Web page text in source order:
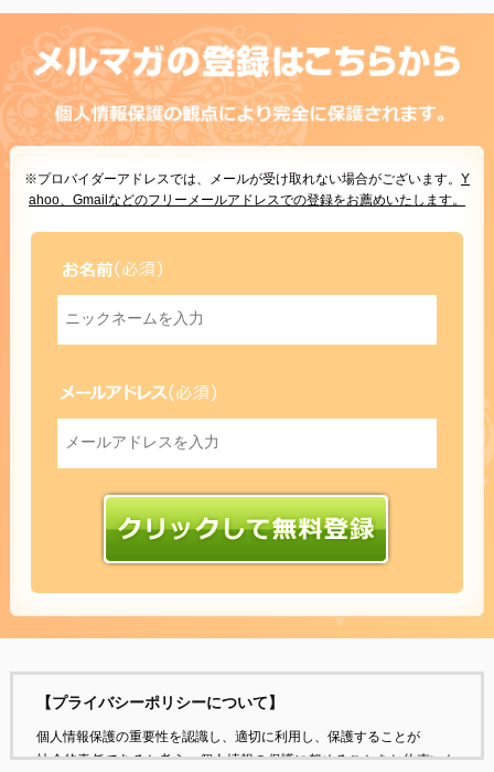
※プロバイダーアドレスでは、メールが受け取れない場合がございます。 Y
ahoo、Gmailなどのフリーメールアドレスでの登録をお薦めいたします。
【プライバシーポリシーについて】
個人情報保護の重要性を認識し、適切に利用し、保護することが
社会的責任であると考え、個人情報の保護に努めることをお約束いた